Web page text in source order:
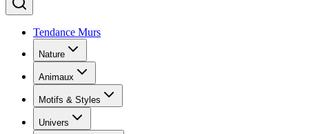
Tendance Murs
Nature
Animaux
Motifs & Styles
Univers